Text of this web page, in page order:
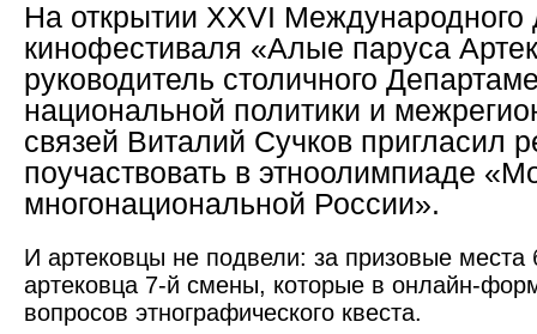
На открытии XXVI Международного
кинофестиваля «Алые паруса
руководитель столичного
национальной политики и
связей Виталий Сучков пригласил
поучаствовать в этноолимпиаде
многонациональной России».
И артековцы не подвели: за призовые места
артековца 7-й смены, которые в онлайн-
вопросов этнографического квеста.